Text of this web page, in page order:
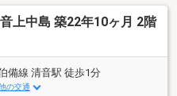
上中島 築22年10ヶ月 2階
備線 清音駅 徒歩1分
の交通